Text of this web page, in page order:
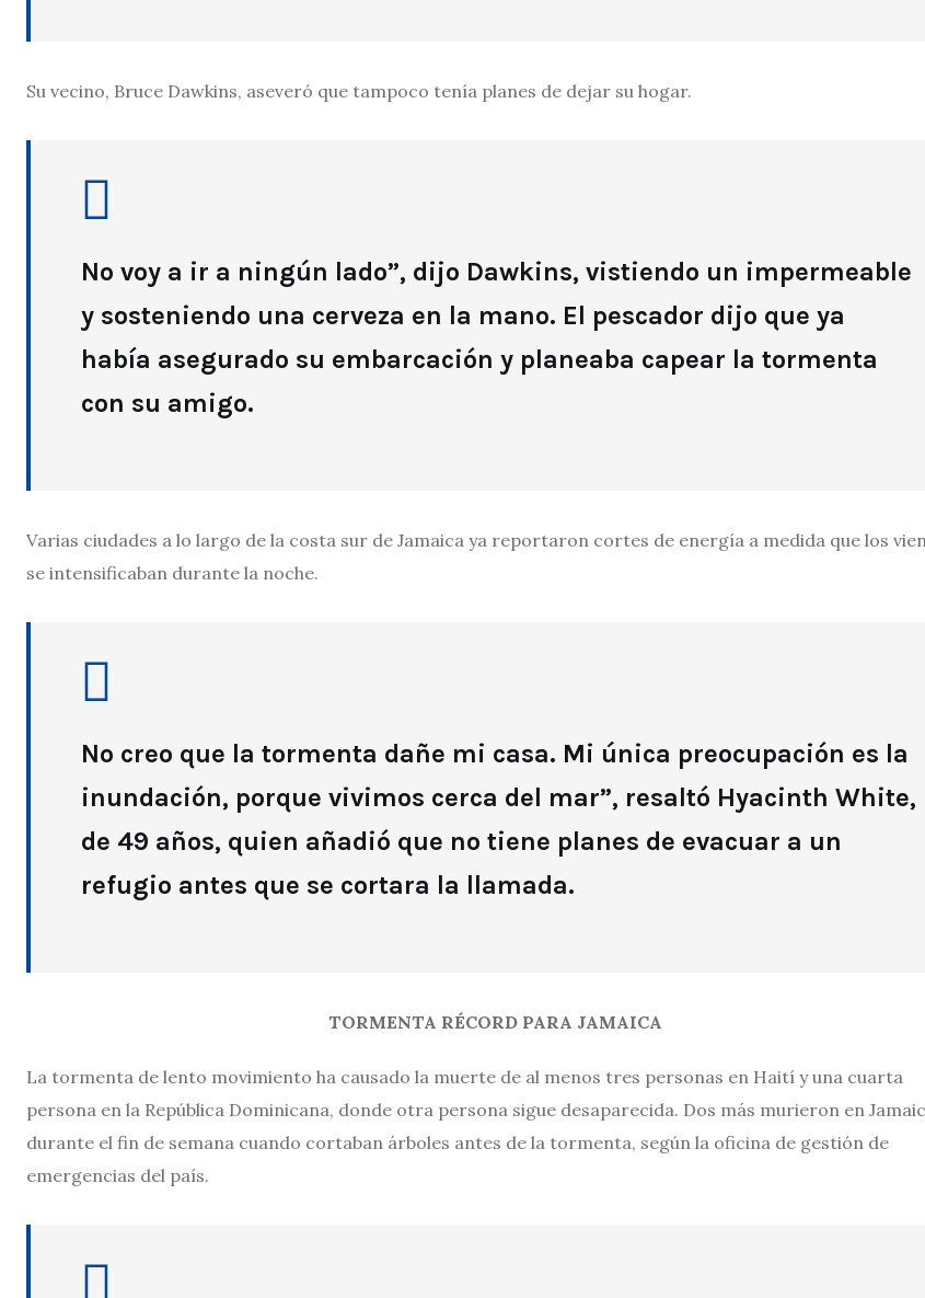
Su vecino, Bruce Dawkins, aseveró que tampoco tenía planes de dejar su hogar.
No voy a ir a ningún lado”, dijo Dawkins, vistiendo un impermeable
y sosteniendo una cerveza en la mano. El pescador dijo que ya
había asegurado su embarcación y planeaba capear la tormenta
con su amigo.
Varias ciudades a lo largo de la costa sur de Jamaica ya reportaron cortes de energía a medida que los
se intensificaban durante la noche.
No creo que la tormenta dañe mi casa. Mi única preocupación es la
inundación, porque vivimos cerca del mar”, resaltó Hyacinth White,
de 49 años, quien añadió que no tiene planes de evacuar a un
refugio antes que se cortara la llamada.
TORMENTA RÉCORD PARA JAMAICA
La tormenta de lento movimiento ha causado la muerte de al menos tres personas en Haití y una cuarta
persona en la República Dominicana, donde otra persona sigue desaparecida. Dos más murieron en
durante el fin de semana cuando cortaban árboles antes de la tormenta, según la oficina de gestión de
emergencias del país.